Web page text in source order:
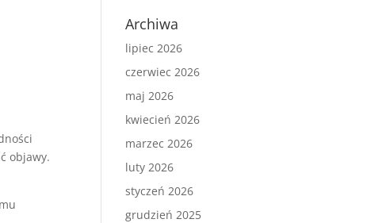
objawy.
Archiwa
lipiec 2026
czerwiec 2026
maj 2026
kwiecień 2026
marzec 2026
luty 2026
styczeń 2026
grudzień 2025